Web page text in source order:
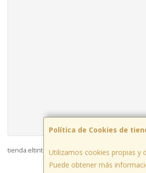
Política de Cookies de
Utilizamos cookies propias y
Puede obtener más
tienda.eltinteropapeleros.com © 2026